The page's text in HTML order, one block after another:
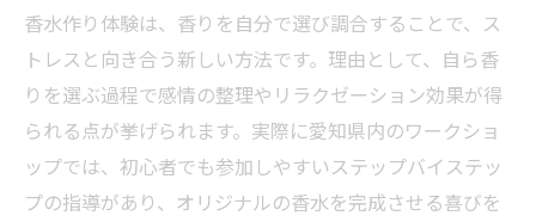
香水作り体験は、香りを自分で選び調合することで、ス
トレスと向き合う新しい方法です。理由として、自ら香
りを選ぶ過程で感情の整理やリラクゼーション効果が得
られる点が挙げられます。実際に愛知県内のワークショ
ップでは、初心者でも参加しやすいステップバイステッ
プの指導があり、オリジナルの香水を完成させる喜びを